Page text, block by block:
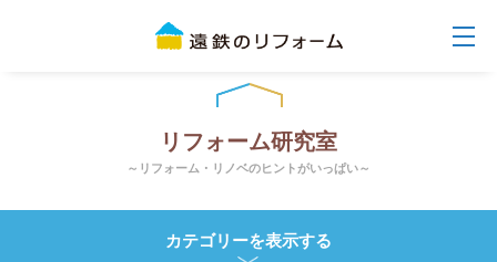
リフォーム研究室
～リフォーム・リノベのヒントがいっぱい～
カテゴリーを表示する